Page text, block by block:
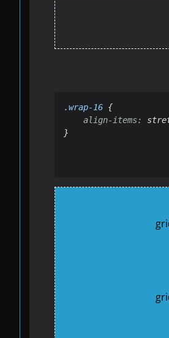
.wrap-16 {
align- items:
}